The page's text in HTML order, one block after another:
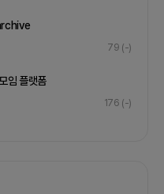
79 (-)
임 플랫폼
176 (-)